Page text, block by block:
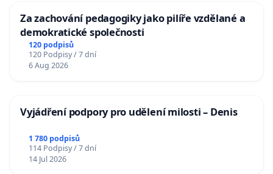
Za zachování pedagogiky jako pilíře vzdělané a
demokratické společnosti
120 podpisů
120 Podpisy / 7 dní
6 Aug 2026
Vyjádření podpory pro udělení milosti – Denis
1 780 podpisů
114 Podpisy / 7 dní
14 Jul 2026